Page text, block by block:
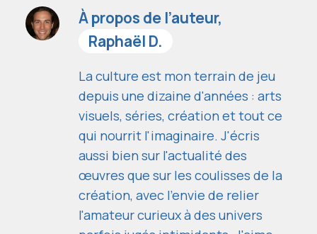
À propos de l’auteur,
Raphaël D.
La culture est mon terrain de jeu
depuis une dizaine d'années : arts
visuels, séries, création et tout ce
qui nourrit l'imaginaire. J'écris
aussi bien sur l'actualité des
œuvres que sur les coulisses de la
création, avec l'envie de relier
l'amateur curieux à des univers